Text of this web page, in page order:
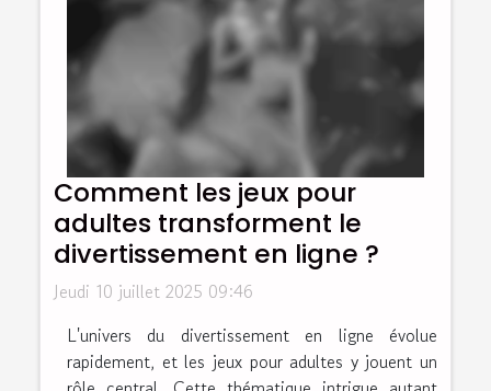
Comment les jeux pour
adultes transforment le
divertissement en ligne ?
Jeudi 10 juillet 2025 09:46
L'univers du divertissement en ligne évolue
rapidement, et les jeux pour adultes y jouent un